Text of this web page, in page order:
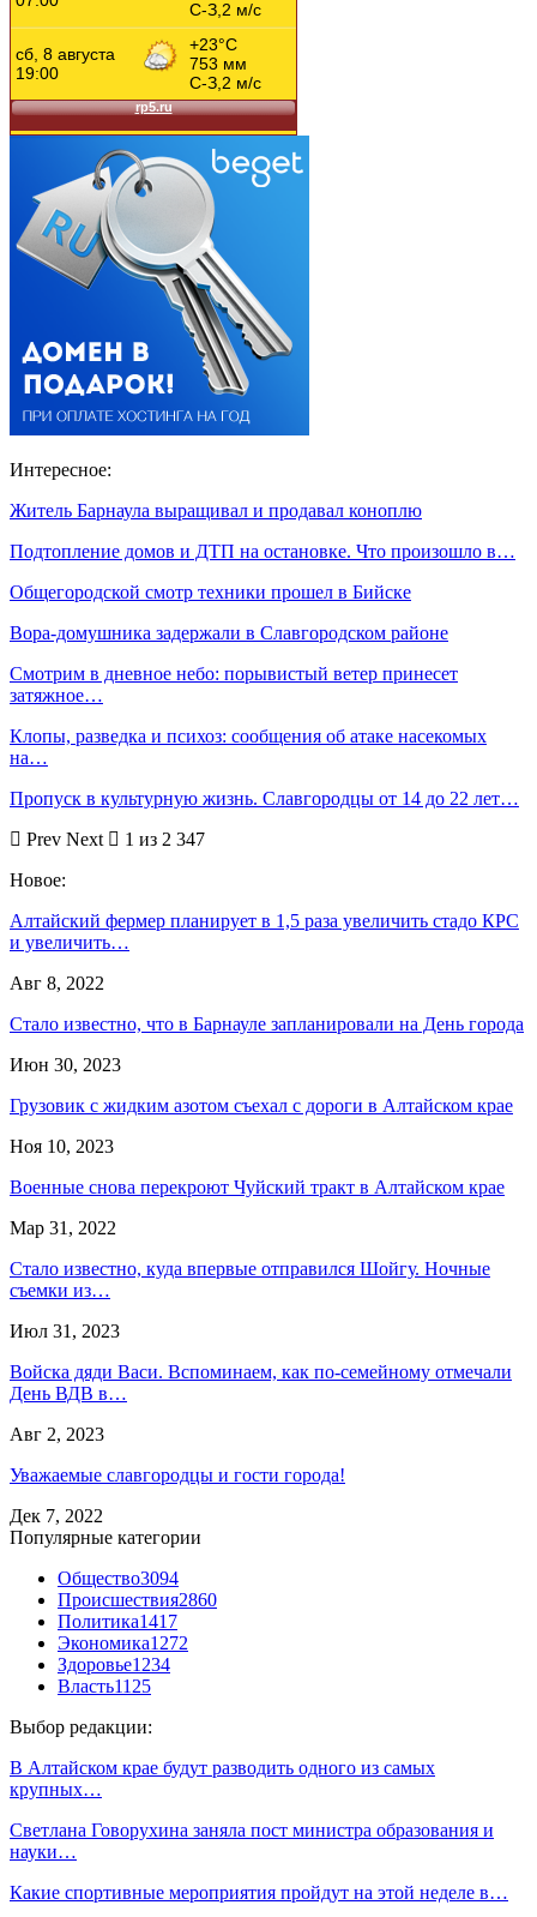
Интересное:
Житель Барнаула выращивал и продавал коноплю
Подтопление домов и ДТП на остановке. Что произошло в…
Общегородской смотр техники прошел в Бийске
Вора-домушника задержали в Славгородском районе
Смотрим в дневное небо: порывистый ветер принесет
затяжное…
Клопы, разведка и психоз: сообщения об атаке насекомых
на…
Пропуск в культурную жизнь. Славгородцы от 14 до 22 лет…
Prev Next
1 из 2 347
Новое:
Алтайский фермер планирует в 1,5 раза увеличить стадо КРС
и увеличить…
Авг 8, 2022
Стало известно, что в Барнауле запланировали на День города
Июн 30, 2023
Грузовик с жидким азотом съехал с дороги в Алтайском крае
Ноя 10, 2023
Военные снова перекроют Чуйский тракт в Алтайском крае
Мар 31, 2022
Стало известно, куда впервые отправился Шойгу. Ночные
съемки из…
Июл 31, 2023
Войска дяди Васи. Вспоминаем, как по-семейному отмечали
День ВДВ в…
Авг 2, 2023
Уважаемые славгородцы и гости города!
Дек 7, 2022
Популярные категории
Общество3094
Происшествия2860
Политика1417
Экономика1272
Здоровье1234
Власть1125
Выбор редакции:
В Алтайском крае будут разводить одного из самых
крупных…
Светлана Говорухина заняла пост министра образования и
науки…
Какие спортивные мероприятия пройдут на этой неделе в…